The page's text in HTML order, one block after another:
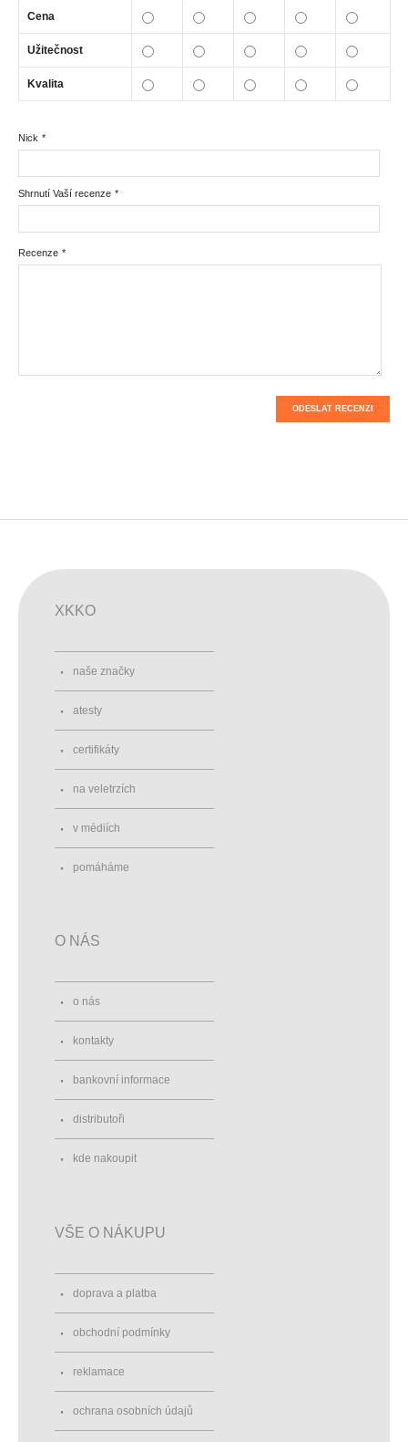
Cena
Užitečnost
Kvalita
*
Nick
*
Shrnutí Vaší recenze
*
Recenze
ODESLAT RECENZI
XKKO
naše značky
atesty
certifikáty
na veletrzích
v médiích
pomáháme
O NÁS
o nás
kontakty
bankovní informace
distributoři
kde nakoupit
VŠE O NÁKUPU
doprava a platba
obchodní podmínky
reklamace
ochrana osobních údajů